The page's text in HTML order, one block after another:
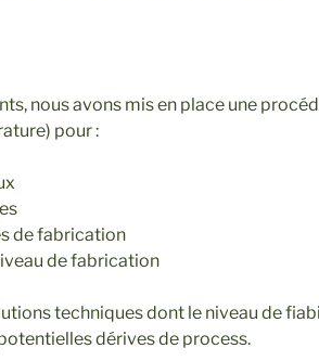
nous avons mis en place une
pour :
de fabrication
de fabrication
techniques dont le niveau de
dérives de process.